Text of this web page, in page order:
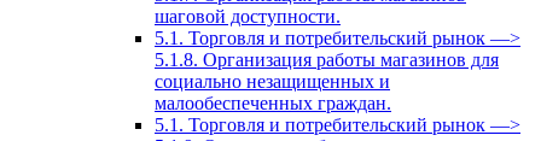
шаговой доступности.
5.1. Торговля и потребительский рынок —>
5.1.8. Организация работы магазинов для
социально незащищенных и
малообеспеченных граждан.
5.1. Торговля и потребительский рынок —>